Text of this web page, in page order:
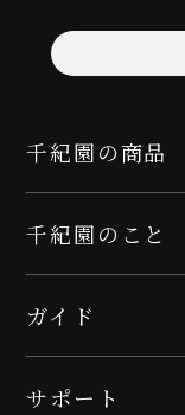
千紀園の商品
千紀園のこと
ガイド
サポート